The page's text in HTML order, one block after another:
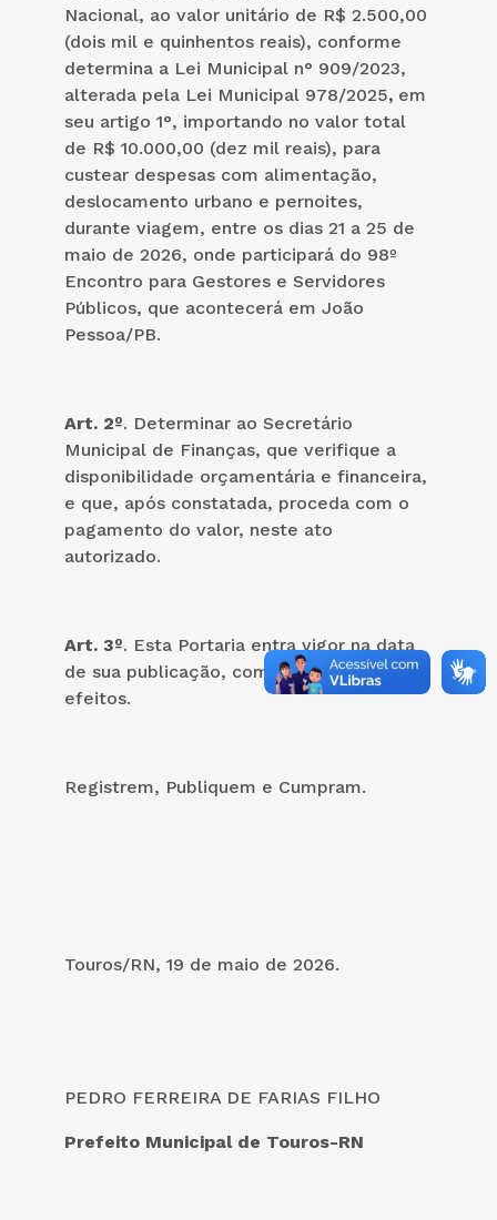
Nacional, ao valor unitário de R$ 2.500,00
(dois mil e quinhentos reais), conforme
determina a Lei Municipal n° 909/2023,
alterada pela Lei Municipal 978/2025, em
seu artigo 1°, importando no valor total
de R$ 10.000,00 (dez mil reais), para
custear despesas com alimentação,
deslocamento urbano e pernoites,
durante viagem, entre os dias 21 a 25 de
maio de 2026, onde participará do 98º
Encontro para Gestores e Servidores
Públicos, que acontecerá em João
Pessoa/PB.
Art. 2º. Determinar ao Secretário
Municipal de Finanças, que verifique a
disponibilidade orçamentária e financeira,
e que, após constatada, proceda com o
pagamento do valor, neste ato
autorizado.
Art. 3º. Esta Portaria entra vigor na data
de sua publicação, com integralidade de
efeitos.
Registrem, Publiquem e Cumpram.
Touros/RN, 19 de maio de 2026.
PEDRO FERREIRA DE FARIAS FILHO
Prefeito Municipal de Touros-RN